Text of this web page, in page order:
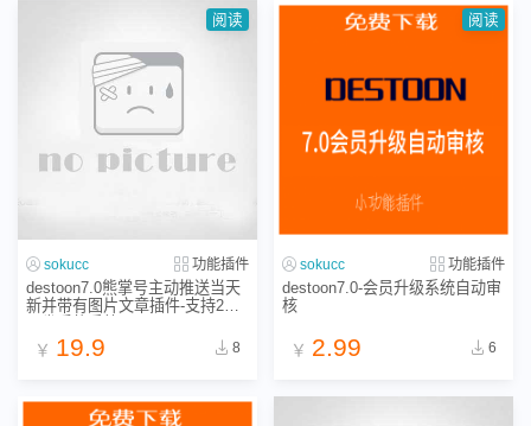
阅读
sokucc 功能插件
destoon7.0熊掌号主动推送当天
新并带有图片文章插件-支持2次
￥ 19.9 8
阅读
sokucc 功能插件
destoon7.0-会员升级系统自动审
核
￥ 2.99 6